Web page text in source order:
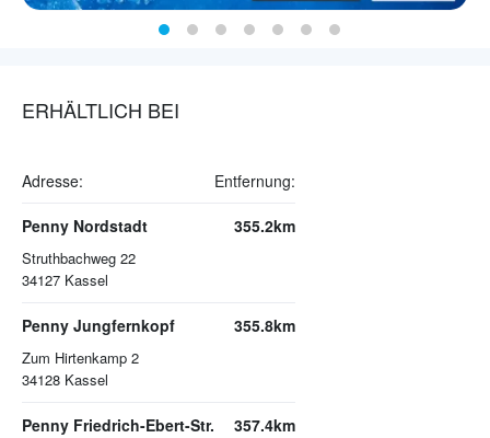
ERHÄLTLICH BEI
Adresse: Entfernung:
Penny Nordstadt
Struthbachweg 22
34127 Kassel
355.2km
Penny Jungfernkopf
Zum Hirtenkamp 2
34128 Kassel
355.8km
Penny Friedrich-Ebert-Str. 357.4km